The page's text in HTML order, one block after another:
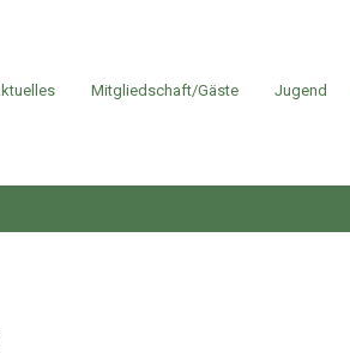
Mitgliedschaft/Gäste Jugend